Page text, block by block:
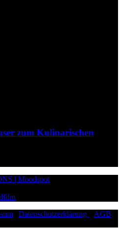
zum Kulinarischen
| Moodspot
Datenschutzerklärung AGB